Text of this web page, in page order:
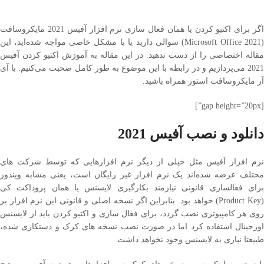
اگر برای اکتیو کردن یا همان فعال سازی نرم افزار آفیس 2021 مایکروسافت
(Microsoft Office 2021) سوالی دارید یا با مشکل خاصی مواجه شده‌اید، این
مقاله اختصاصی را از دست ندهید. در این مقاله به آموزش اکتیو کردن آفیس
2021 می‌پردازیم و در رابطه با این موضوع به طور کامل صحبت می‌کنیم. با آی
آر مایکروسافت استور همراه باشید.
[gap height=”20px”]
دانلود و نصب آفیس 2021
نرم افزار آفیس مثل خیلی از دیگر نرم افزارهایی که توسط شرکت های
مختلف عرضه شده‌اند یک نرم افزار غیر رایگان است، یعنی مشابه ویندوز
برای فعالسازی قانونی نیازمند بکارگیری لایسنس یا همان پروداکت کی
(Product Key) خواهد بود. بنابراین اگر نسخه اصلی و قانونی این نرم افزار بر
روی هر کامپیوتری نصب گردد، برای فعال سازی و اکتیو کردن باید از لایسنس
اورجینال استفاده کرد اما در صورت نصب نسخه های کرک و دستکاری شده،
طبیعتا نیازی به لایسنس وجود نخواهد داشت.